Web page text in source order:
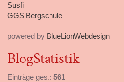
Susfi
GGS Bergschule
powered by BlueLionWebdesign
BlogStatistik
Einträge ges.: 561